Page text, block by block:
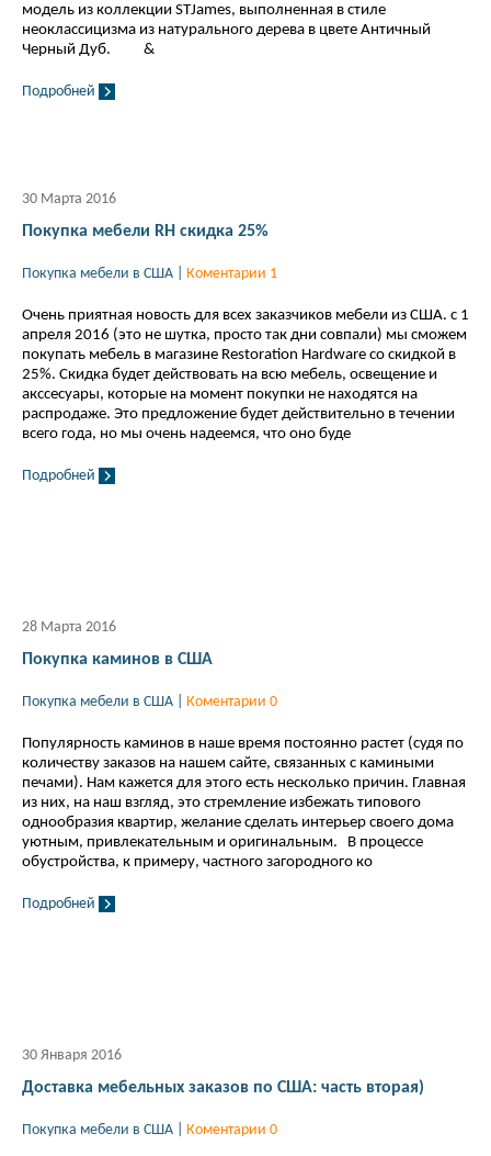
модель из коллекции STJames, выполненная в стиле
неоклассицизма из натурального дерева в цвете Античный
Черный Дуб. &
Подробней
30 Марта 2016
Покупка мебели RH скидка 25%
Покупка мебели в США Коментарии 1
Очень приятная новость для всех заказчиков мебели из США. с 1
апреля 2016 (это не шутка, просто так дни совпали) мы сможем
покупать мебель в магазине Restoration Hardware со скидкой в
25%. Скидка будет действовать на всю мебель, освещение и
акссесуары, которые на момент покупки не находятся на
распродаже. Это предложение будет действительно в течении
всего года, но мы очень надеемся, что оно буде
Подробней
28 Марта 2016
Покупка каминов в США
Покупка мебели в США Коментарии 0
Популярность каминов в наше время постоянно растет (судя по
количеству заказов на нашем сайте, связанных с камиными
печами). Нам кажется для этого есть несколько причин. Главная
из них, на наш взгляд, это стремление избежать типового
однообразия квартир, желание сделать интерьер своего дома
уютным, привлекательным и оригинальным. В процессе
обустройства, к примеру, частного загородного ко
Подробней
30 Января 2016
Доставка мебельных заказов по США: часть вторая)
Покупка мебели в США Коментарии 0